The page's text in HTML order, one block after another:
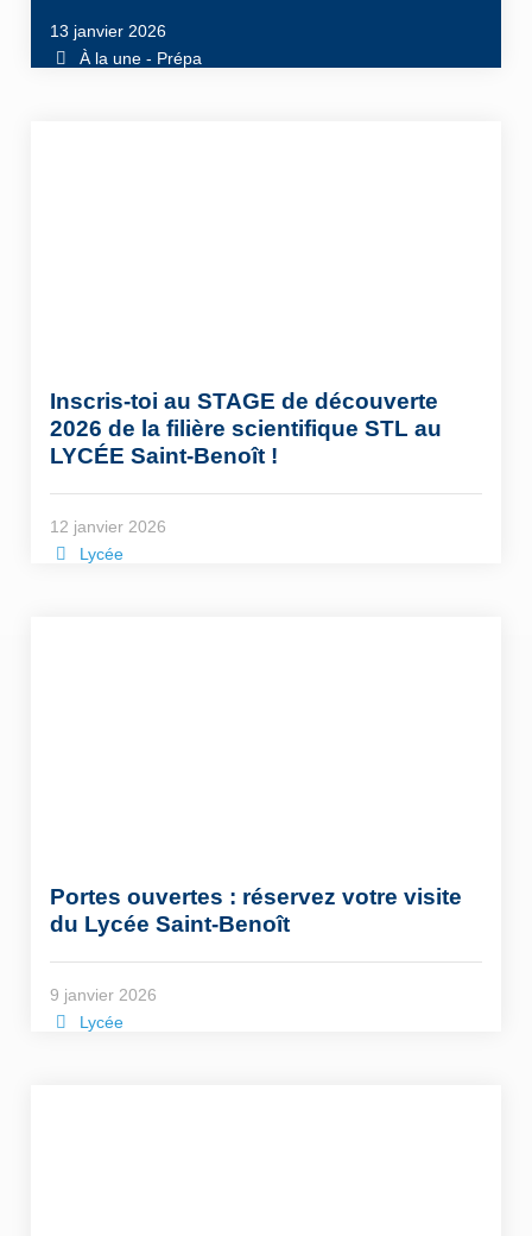
13 janvier 2026
À la une - Prépa
Inscris-toi au STAGE de découverte
2026 de la filière scientifique STL au
LYCÉE Saint-Benoît !
12 janvier 2026
Lycée
Portes ouvertes : réservez votre visite
du Lycée Saint-Benoît
9 janvier 2026
Lycée